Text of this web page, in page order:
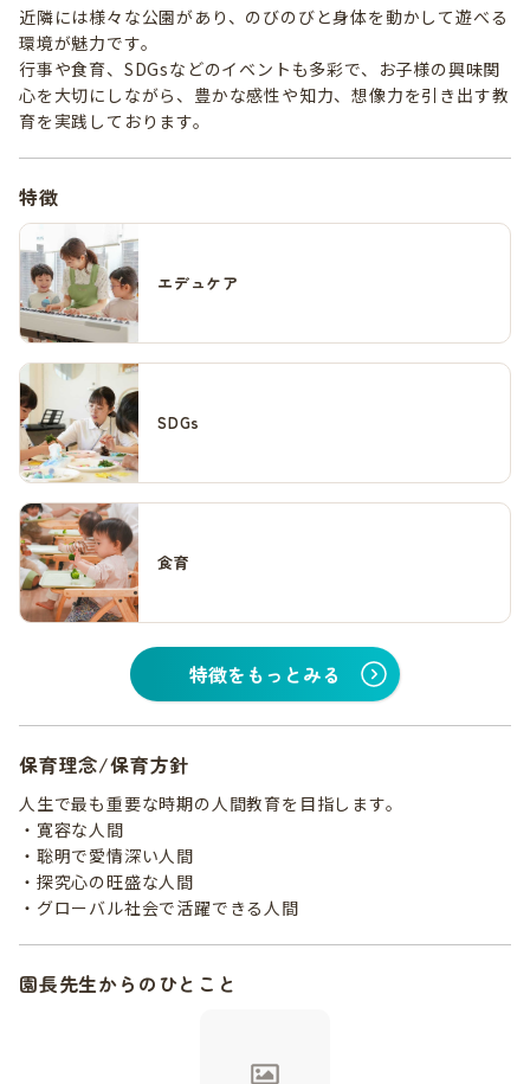
近隣には様々な公園があり、のびのびと身体を動かして遊べる
環境が魅力です。
行事や食育、SDGsなどのイベントも多彩で、お子様の興味関
心を大切にしながら、豊かな感性や知力、想像力を引き出す教
育を実践しております。
特徴
エデュケア
SDGs
食育
特徴をもっとみる
保育理念/保育方針
人生で最も重要な時期の人間教育を目指します。
・寛容な人間
・聡明で愛情深い人間
・探究心の旺盛な人間
・グローバル社会で活躍できる人間
園長先生からのひとこと